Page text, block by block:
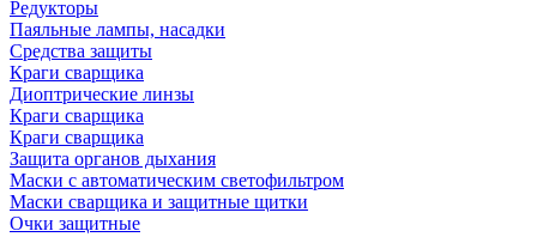
Редукторы
Паяльные лампы, насадки
Средства защиты
Краги сварщика
Диоптрические линзы
Краги сварщика
Краги сварщика
Защита органов дыхания
Маски с автоматическим светофильтром
Маски сварщика и защитные щитки
Очки защитные